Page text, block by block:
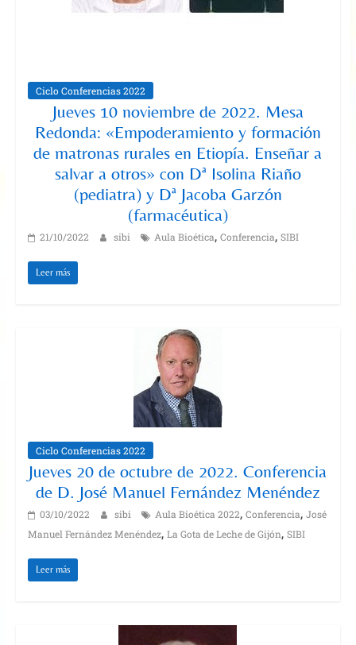
Ciclo Conferencias 2022
Jueves 10 noviembre de 2022. Mesa
Redonda: «Empoderamiento y formación
de matronas rurales en Etiopía. Enseñar a
salvar a otros» con Dª Isolina Riaño
(pediatra) y Dª Jacoba Garzón
(farmacéutica)
21/10/2022 sibi Aula Bioética, Conferencia, SIBI
Leer más
Ciclo Conferencias 2022
Jueves 20 de octubre de 2022. Conferencia
de D. José Manuel Fernández Menéndez
03/10/2022 sibi Aula Bioética 2022, Conferencia, José
Manuel Fernández Menéndez, La Gota de Leche de Gijón, SIBI
Leer más